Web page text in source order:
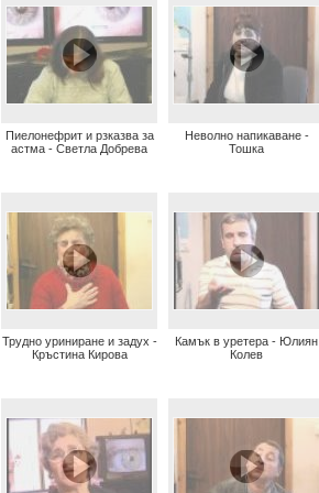
Пиелонефрит и рзказва за
астма - Светла Добрева
Неволно напикаване -
Тошка
Трудно уриниране и задух -
Кръстина Кирова
Камък в уретера - Юлиян
Колев